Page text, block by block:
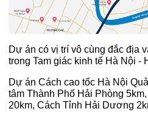
Dự án có vị trí vô cùng đắc địa
trong Tam giác kinh tế Hà Nội -
Dự án Cách cao tốc Hà Nội
tâm Thành Phố Hải Phòng
20km, Cách Tỉnh Hải Dương